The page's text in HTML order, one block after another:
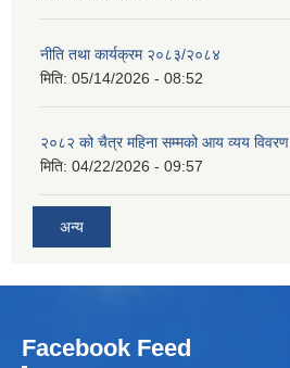
नीति तथा कार्यक्रम २०८३/२०८४
मिति: 05/14/2026 - 08:52
२०८२ को चैत्र महिना सम्मको आय व्यय विवरण
मिति: 04/22/2026 - 09:57
अन्य
Facebook Feed